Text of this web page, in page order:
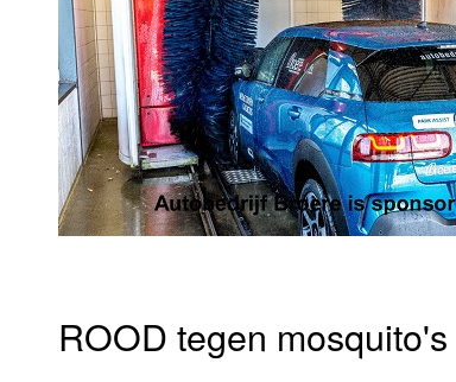
ROOD tegen mosquito's